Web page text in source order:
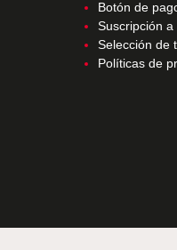
Botón de
Suscripción
Selección de
Políticas de